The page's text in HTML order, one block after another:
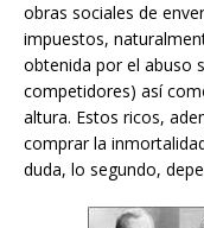
obras sociales de
impuestos,
obtenida por el abuso
competidores) así
altura. Estos ricos,
comprar la
duda, lo segundo,